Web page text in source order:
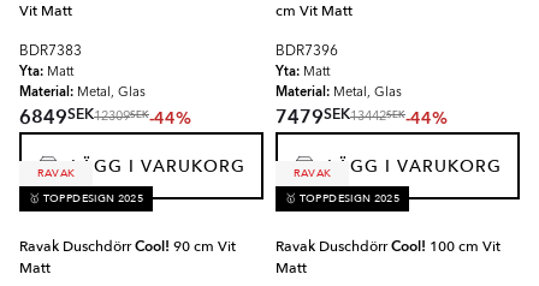
Vit Matt
BDR7383
Yta: Matt
Material: Metal, Glas
6849SEK12309SEK-44%
LÄGG I VARUKORG
cm Vit Matt
BDR7396
Yta: Matt
Material: Metal, Glas
7479SEK13442SEK-44%
LÄGG I VARUKORG
RAVAK
🥇 TOPPDESIGN 2025
Ravak DuschdörrCool! 90 cm Vit
Matt
RAVAK
🥇 TOPPDESIGN 2025
Ravak DuschdörrCool! 100 cm Vit
Matt